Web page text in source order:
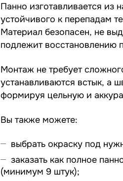
Панно изготавливается из
устойчивого к перепадам
Материал безопасен, не
подлежит восстановлению
Монтаж не требует
устанавливаются встык, а
формируя цельную и
Вы также можете:
выбрать окраску под
заказать как полное
(минимум 9 штук);